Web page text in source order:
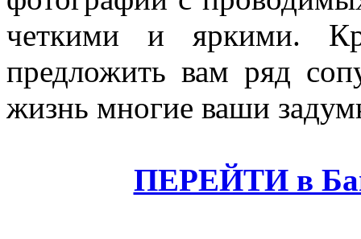
четкими и яркими.
предложить вам ряд
жизнь многие ваши
ПЕРЕЙТИ в